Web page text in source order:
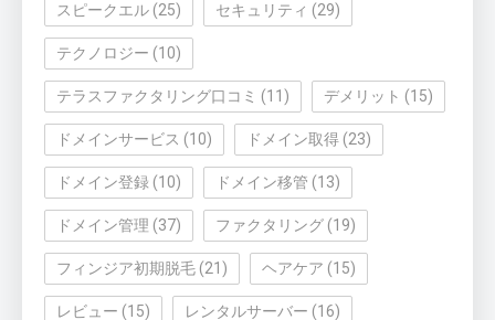
スピークエル (25) セキュリティ (29)
テクノロジー (10)
テラスファクタリング口コミ (11) デメリット (15)
ドメインサービス (10) ドメイン取得 (23)
ドメイン登録 (10) ドメイン移管 (13)
ドメイン管理 (37) ファクタリング (19)
フィンジア初期脱毛 (21) ヘアケア (15)
レビュー (15) レンタルサーバー (16)